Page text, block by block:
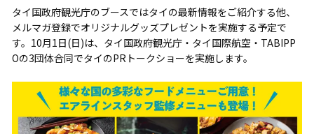
タイ国政府観光庁のブースではタイの最新情報をご紹介する他、
メルマガ登録でオリジナルグッズプレゼントを実施する予定で
す。10月1日(日)は、タイ国政府観光庁・タイ国際航空・TABIPP
Oの3団体合同でタイのPRトークショーを実施します。